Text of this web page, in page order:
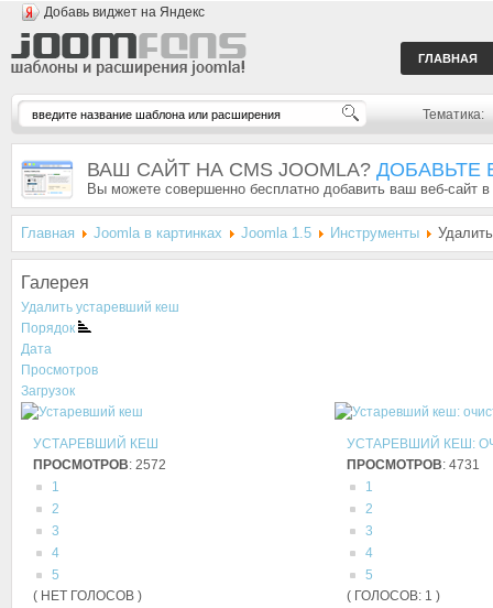
Добавь виджет на Яндекс
ГЛАВНАЯ
Тематика:
ВАШ САЙТ НА CMS JOOMLA? ДОБАВЬТЕ
Вы можете совершенно бесплатно добавить ваш веб-сайт
Главная Joomla в картинках Joomla 1.5 Инструменты
Галерея
Удалить устаревший кеш
Порядок
Дата
Просмотров
Загрузок
УСТАРЕВШИЙ КЕШ
ПРОСМОТРОВ: 2572
1
2
3
4
5
( НЕТ ГОЛОСОВ )
УСТАРЕВШИЙ КЕШ:
ПРОСМОТРОВ: 4731
1
2
3
4
5
( ГОЛОСОВ: 1 )